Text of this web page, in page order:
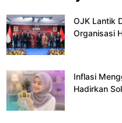
OJK Lantik
Organisasi
Inflasi
Hadirkan